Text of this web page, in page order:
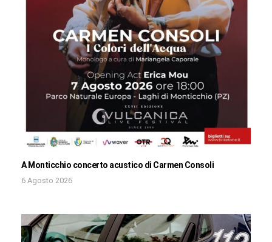
A Monticchio concerto acustico di Carmen Consoli
6 Agosto 2026